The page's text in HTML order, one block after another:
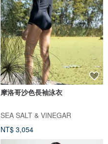
摩洛哥沙色長袖泳衣
SEA SALT & VINEGAR
NT$ 3,054